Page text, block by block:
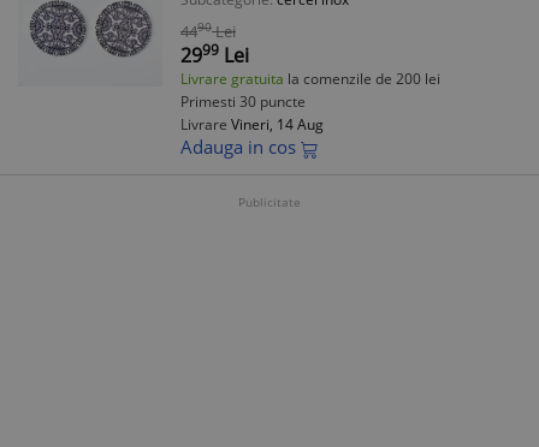
4490 Lei
2999 Lei
Livrare gratuita la comenzile de 200 lei
Primesti 30 puncte
Livrare Vineri, 14 Aug
Adauga in cos
Publicitate